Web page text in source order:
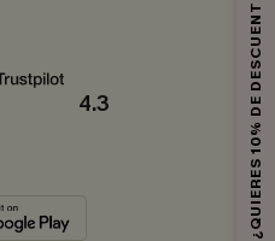
4.3 ¿QUIERES 10% DE DESCUENTO?